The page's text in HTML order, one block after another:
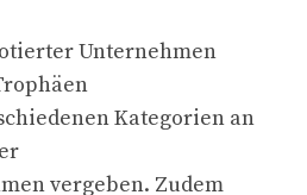
Unternehmen
Kategorien an
vergeben. Zudem